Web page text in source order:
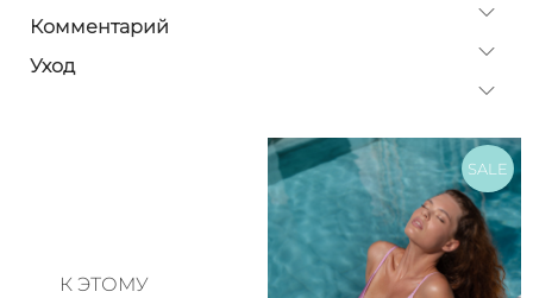
Комментарий
Уход
К ЭТОМУ
SALE